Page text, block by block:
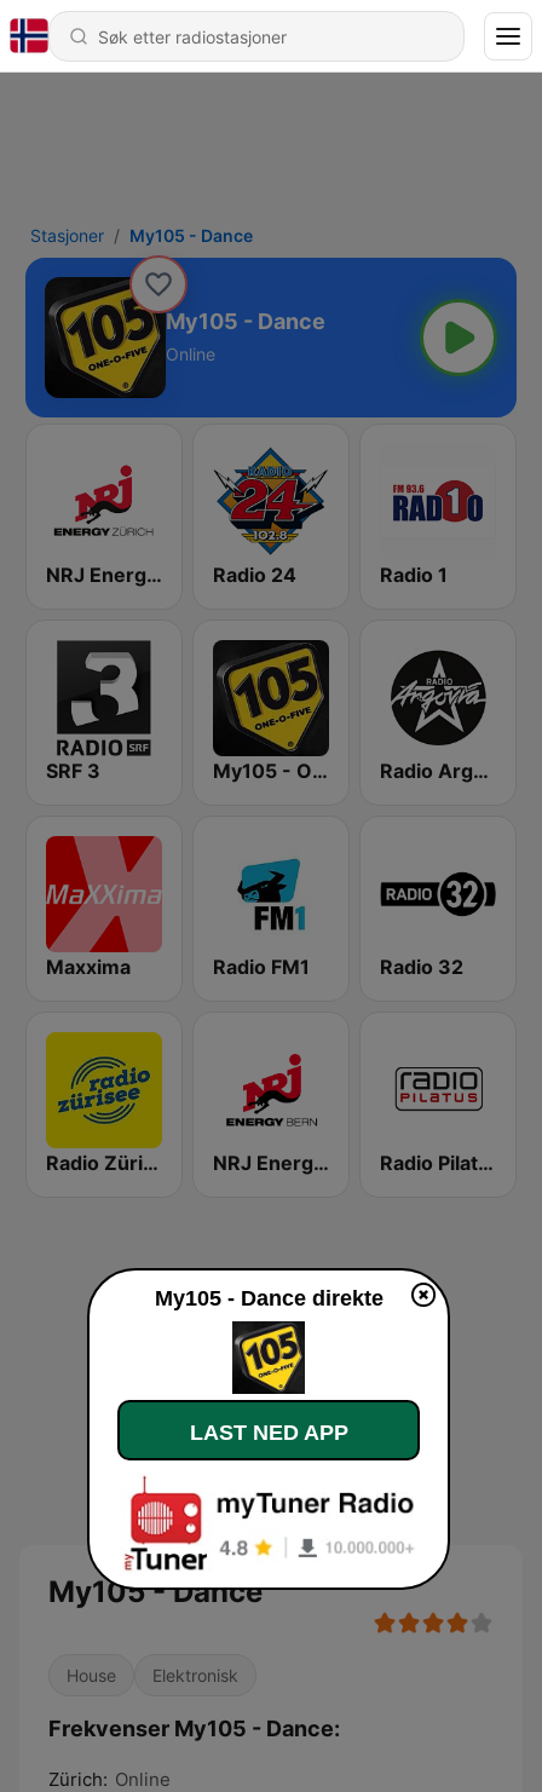
Stasjoner My105 - Dance
My105 - Dance
Online
NRJ Energy Zürich Radio 24 Radio 1
SRF 3 My105 - Original Radio Argovia
Maxxima Radio FM1 Radio 32
Radio Zürisee NRJ Energy Bern Radio Pilatus
My105 - Dance
House Elektronisk
Frekvenser My105 - Dance:
Zürich: Online
My105 - Dance direkte
LAST NED APP